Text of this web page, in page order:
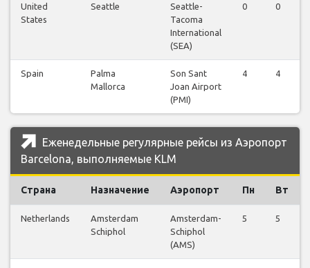
United
States
Seattle
Seattle-
Tacoma
International
(SEA)
0 0
Spain
Palma
Mallorca
Son Sant
Joan Airport
(PMI)
4 4
Еженедельные регулярные рейсы из Аэропорт
Barcelona, выполняемые KLM
Страна Назначение Аэропорт Пн Вт
Netherlands
Amsterdam
Schiphol
Amsterdam-
Schiphol
(AMS)
5 5